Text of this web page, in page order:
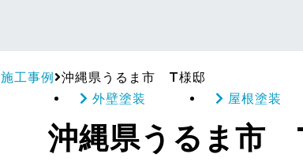
施工事例
沖縄県うるま市 T様邸
外壁塗装
屋根塗装
沖縄県うるま市